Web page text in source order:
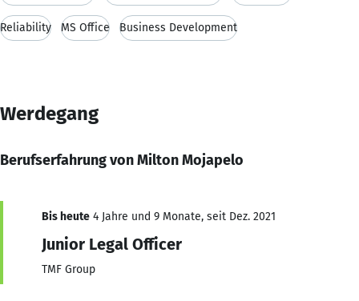
Reliability MS Office Business Development
Werdegang
Berufserfahrung von Milton Mojapelo
Bis heute 4 Jahre und 9 Monate, seit Dez. 2021
Junior Legal Officer
TMF Group